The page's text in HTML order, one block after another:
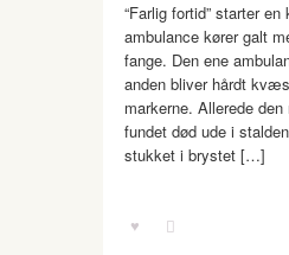
“Farlig fortid” starter
ambulance kører galt
fange. Den ene
anden bliver hårdt
markerne. Allerede
fundet død ude i
stukket i brystet […]